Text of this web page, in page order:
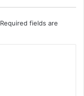
Required fields are